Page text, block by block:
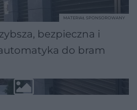
bezpieczna i
do bram
MATERIAŁ SPONSOROWANY